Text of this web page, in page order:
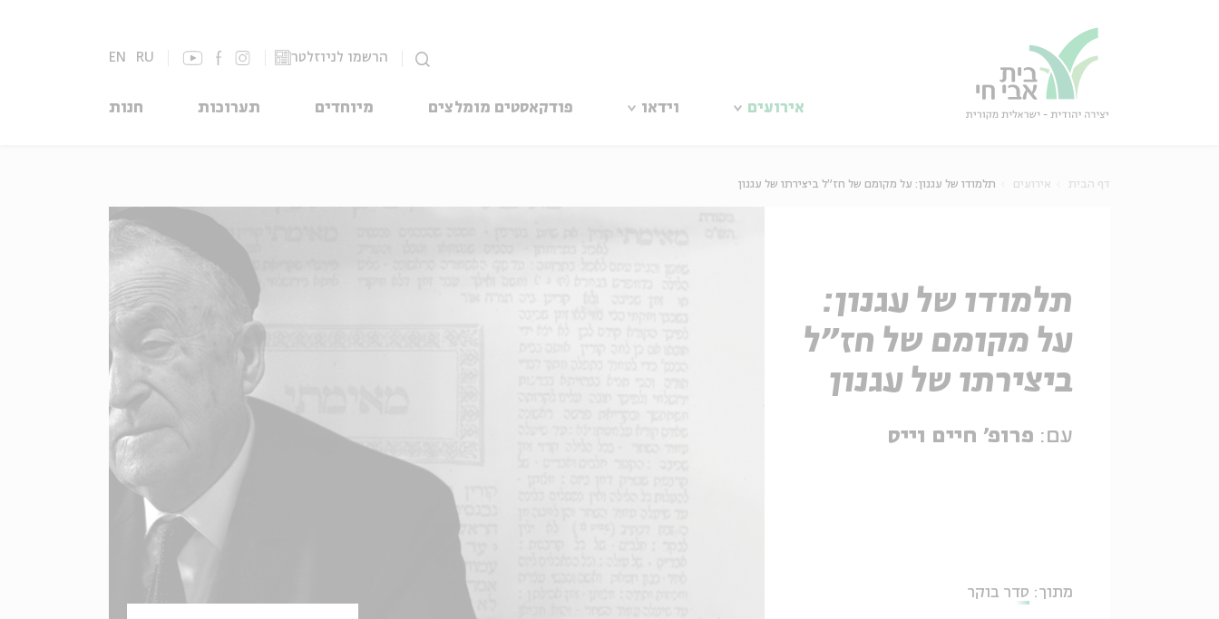
הרשמו לניוזלטר EN RU
אירועים וידאו פודקאסטים מומלצים מיוחדים תערוכות חנות
דף הבית אירועים תלמודו של עגנון: על מקומם של חז"ל ביצירתו של עגנון
תלמודו של עגנון:
על מקומם של חז"ל
ביצירתו של עגנון
עם: פרופ' חיים וייס
מתוך: סדר בוקר